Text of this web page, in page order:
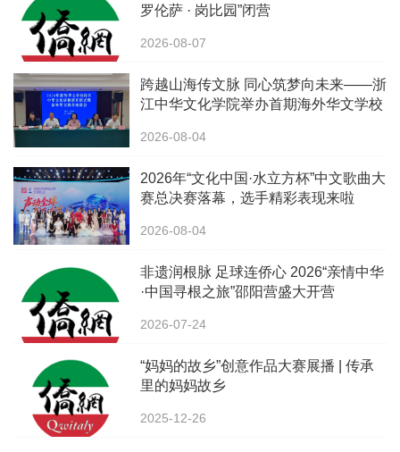
罗伦萨 · 岗比园”闭营
2026-08-07
跨越山海传文脉 同心筑梦向未来——浙
江中华文化学院举办首期海外华文学校
2026-08-04
2026年“文化中国·水立方杯”中文歌曲大
赛总决赛落幕，选手精彩表现来啦
2026-08-04
非遗润根脉 足球连侨心 2026“亲情中华
·中国寻根之旅”邵阳营盛大开营
2026-07-24
“妈妈的故乡”创意作品大赛展播 | 传承
里的妈妈故乡
2025-12-26